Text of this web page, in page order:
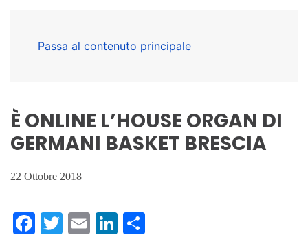
Passa al contenuto principale
È ONLINE L’HOUSE ORGAN DI
GERMANI BASKET BRESCIA
22 Ottobre 2018
Facebook
Twitter
EmailLinkedIn